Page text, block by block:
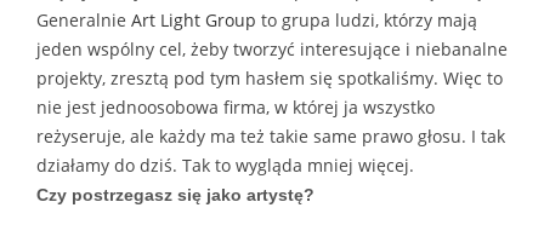
Generalnie Art Light Group to grupa ludzi, którzy mają
jeden wspólny cel, żeby tworzyć interesujące i niebanalne
projekty, zresztą pod tym hasłem się spotkaliśmy. Więc to
nie jest jednoosobowa firma, w której ja wszystko
reżyseruje, ale każdy ma też takie same prawo głosu. I tak
działamy do dziś. Tak to wygląda mniej więcej.
Czy postrzegasz się jako artystę?